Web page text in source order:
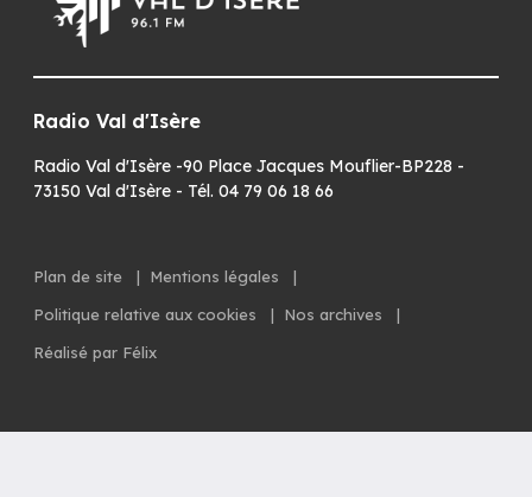
Radio Val d'Isère
Radio Val d'Isère -90 Place Jacques Mouflier-BP228 -
73150 Val d'Isère - Tél. 04 79 06 18 66
Plan de site | Mentions légales
|
Politique relative aux cookies
| Nos archives
|
Réalisé par Félix